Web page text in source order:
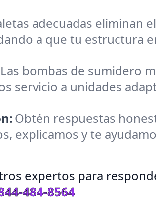
adecuadas eliminan
a que tu estructura
Las bombas de sumidero
servicio a unidades
Obtén respuestas
explicamos y te
expertos para
484-8564